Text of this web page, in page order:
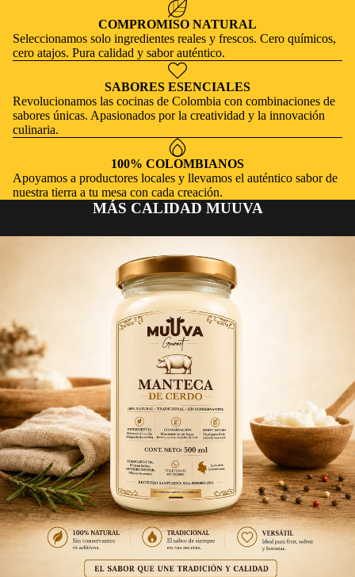
COMPROMISO NATURAL
Seleccionamos solo ingredientes reales y frescos. Cero químicos,
cero atajos. Pura calidad y sabor auténtico.
SABORES ESENCIALES
Revolucionamos las cocinas de Colombia con combinaciones de
sabores únicas. Apasionados por la creatividad y la innovación
culinaria.
100% COLOMBIANOS
Apoyamos a productores locales y llevamos el auténtico sabor de
nuestra tierra a tu mesa con cada creación.
MÁS CALIDAD MUUVA